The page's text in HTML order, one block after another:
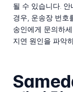
될 수 있습니다.
경우, 운송장 번호
송인에게 문의하
지연 원인을 파악